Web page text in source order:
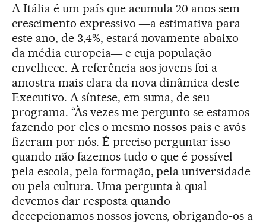
A Itália é um país que acumula 20 anos sem
crescimento expressivo ―a estimativa para
este ano, de 3,4%, estará novamente abaixo
da média europeia― e cuja população
envelhece. A referência aos jovens foi a
amostra mais clara da nova dinâmica deste
Executivo. A síntese, em suma, de seu
programa. “Às vezes me pergunto se estamos
fazendo por eles o mesmo nossos pais e avós
fizeram por nós. É preciso perguntar isso
quando não fazemos tudo o que é possível
pela escola, pela formação, pela universidade
ou pela cultura. Uma pergunta à qual
devemos dar resposta quando
decepcionamos nossos jovens, obrigando-os a